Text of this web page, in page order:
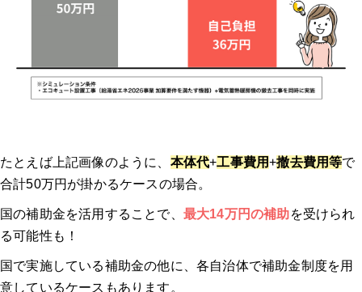
Q. 給湯器の補助金は個人で申請できますか？
Q. 今使っている給湯器の撤去費用は補助金の対応ですか？
Q. 給湯器補助金2026の申請期限はいつまでですか？
きますか？
Q. 「給湯省エネ2026」は、マンションでも適用されますか？
たとえば上記画像のように、 本体代+工事費用+撤去費用等で
合計50万円が掛かるケースの場合。
国の補助金を活用することで、 最大14万円の補助を受けられ
る可能性も！
国で実施している補助金の他に、各自治体で補助金制度を用
意しているケースもあります。